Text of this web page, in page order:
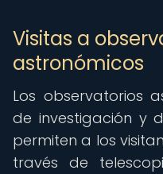
Visitas a
astronómicos
Los observatorios
de investigación y
permiten a los
través de